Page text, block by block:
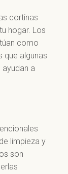
cortinas
hogar. Los
como
que algunas
a
limpieza y
son